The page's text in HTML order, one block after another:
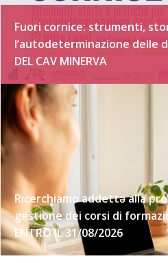
Fuori cornice: strumenti,
l’autodeterminazione delle
DEL CAV MINERVA
Ricerchiamo addettə alla
gestione dei corsi di
ENTRO IL 31/08/2026